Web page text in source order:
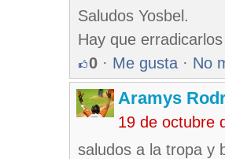
Saludos Yosbel.
Hay que
0 · Me gusta · No
Aramys
19 de octubre
saludos a la tropa y